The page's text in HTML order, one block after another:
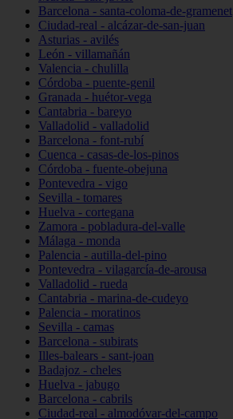
Barcelona - santa-coloma-de-gramenet
Ciudad-real - alcázar-de-san-juan
Asturias - avilés
León - villamañán
Valencia - chulilla
Córdoba - puente-genil
Granada - huétor-vega
Cantabria - bareyo
Valladolid - valladolid
Barcelona - font-rubí
Cuenca - casas-de-los-pinos
Córdoba - fuente-obejuna
Pontevedra - vigo
Sevilla - tomares
Huelva - cortegana
Zamora - pobladura-del-valle
Málaga - monda
Palencia - autilla-del-pino
Pontevedra - vilagarcía-de-arousa
Valladolid - rueda
Cantabria - marina-de-cudeyo
Palencia - moratinos
Sevilla - camas
Barcelona - subirats
Illes-balears - sant-joan
Badajoz - cheles
Huelva - jabugo
Barcelona - cabrils
Ciudad-real - almodóvar-del-campo